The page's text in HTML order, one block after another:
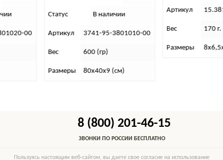
00
Статус В наличии
Артикул 3741-95-3801010-00
600 (гр)
Размеры 80х40х9 (см)
Артикул
Размеры 8х6,5х6,5
8 (800) 201-46-15
ЗВОНКИ ПО РОССИИ БЕСПЛАТНО
Пользуясь настоящим веб-сайтом, вы даете свое согласие на использование